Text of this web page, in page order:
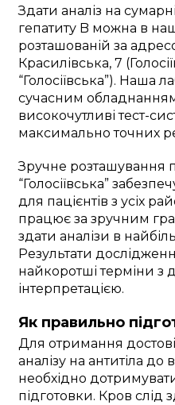
Здати аналіз на
гепатиту B можна в
розташованій за
Красилівська, 7
“Голосіївська”). Наша
сучасним
високочутливі тест-
максимально точних
Зручне розташування
“Голосіївська”
для пацієнтів з усіх
працює за зручним
здати аналізи в
Результати
найкоротші терміни з
інтерпретацією.
Як правильно
Для отримання
аналізу на антитіла до
необхідно
підготовки. Кров слід